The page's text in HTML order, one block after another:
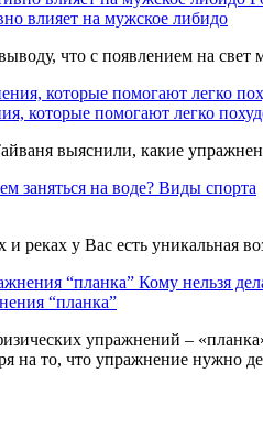
влияет на мужское либидо
что с появлением на свет
которые помогают легко
выяснили, какие
заняться на воде? Виды спорта
и реках у Вас есть уникальная
Кому нельзя
“планка”
упражнений –
на то, что упражнение нужно